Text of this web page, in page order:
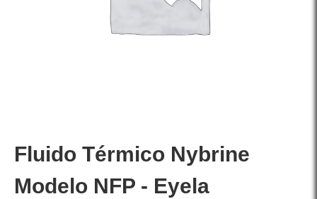
Fluido Térmico Nybrine
Modelo NFP - Eyela